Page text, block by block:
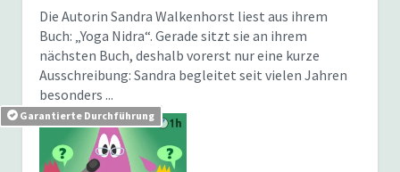
Die Autorin Sandra Walkenhorst liest aus ihrem
Buch: „Yoga Nidra“. Gerade sitzt sie an ihrem
nächsten Buch, deshalb vorerst nur eine kurze
Ausschreibung: Sandra begleitet seit vielen Jahren
besonders ...
Garantierte Durchführung